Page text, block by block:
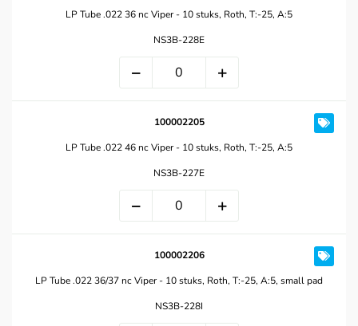
LP Tube .022 36 nc Viper - 10 stuks, Roth, T:-25, A:5
NS3B-228E
100002205
LP Tube .022 46 nc Viper - 10 stuks, Roth, T:-25, A:5
NS3B-227E
100002206
LP Tube .022 36/37 nc Viper - 10 stuks, Roth, T:-25, A:5, small pad
NS3B-228I